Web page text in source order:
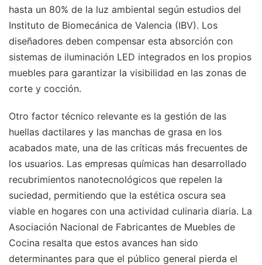
hasta un 80% de la luz ambiental según estudios del
Instituto de Biomecánica de Valencia (IBV). Los
diseñadores deben compensar esta absorción con
sistemas de iluminación LED integrados en los propios
muebles para garantizar la visibilidad en las zonas de
corte y cocción.
Otro factor técnico relevante es la gestión de las
huellas dactilares y las manchas de grasa en los
acabados mate, una de las críticas más frecuentes de
los usuarios. Las empresas químicas han desarrollado
recubrimientos nanotecnológicos que repelen la
suciedad, permitiendo que la estética oscura sea
viable en hogares con una actividad culinaria diaria. La
Asociación Nacional de Fabricantes de Muebles de
Cocina resalta que estos avances han sido
determinantes para que el público general pierda el